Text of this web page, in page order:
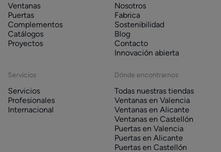
Ventanas
Puertas
Complementos
Catálogos
Proyectos
Nosotros
Fabrica
Sostenibilidad
Blog
Contacto
Innovación abierta
Servicios
Servicios
Profesionales
Internacional
Dónde encontrarnos
Todas nuestras tiendas
Ventanas en Valencia
Ventanas en Alicante
Ventanas en Castellón
Puertas en Valencia
Puertas en Alicante
Puertas en Castellón